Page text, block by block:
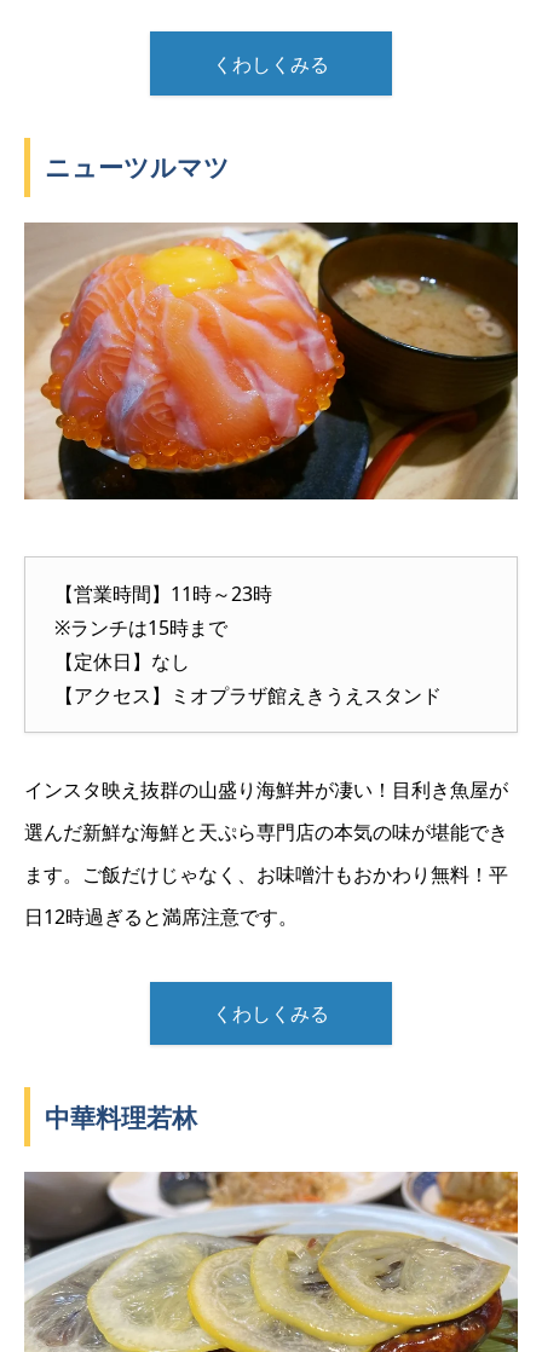
くわしくみる
ニューツルマツ
【営業時間】11時～23時
※ランチは15時まで
【定休日】なし
【アクセス】ミオプラザ館えきうえスタンド
インスタ映え抜群の山盛り海鮮丼が凄い！目利き魚屋が
選んだ新鮮な海鮮と天ぷら専門店の本気の味が堪能でき
ます。ご飯だけじゃなく、お味噌汁もおかわり無料！平
日12時過ぎると満席注意です。
くわしくみる
中華料理若林